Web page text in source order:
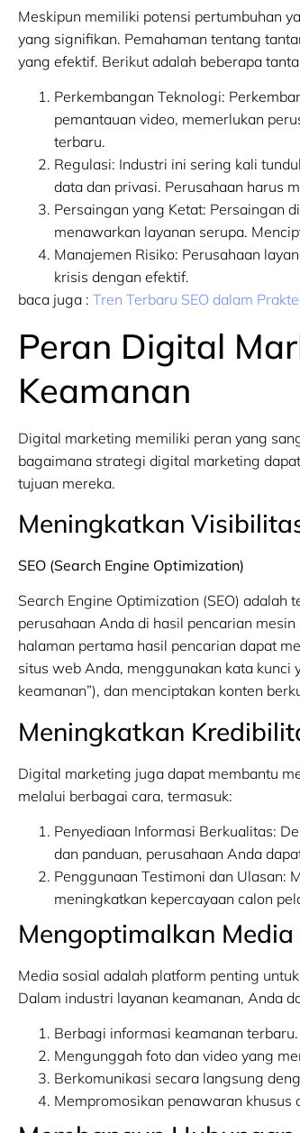
Meskipun memiliki potensi pertumbuhan
yang signifikan. Pemahaman tentang
yang efektif. Berikut adalah beberapa
Perkembangan Teknologi:
pemantauan video, memerlukan
terbaru.
Regulasi: Industri ini sering kali
data dan privasi. Perusahaan harus
Persaingan yang Ketat: Persaingan
menawarkan layanan serupa.
Manajemen Risiko: Perusahaan
krisis dengan efektif.
baca juga : Tren Terbaru SEO dalam
Peran Digital
Keamanan
Digital marketing memiliki peran yang
bagaimana strategi digital marketing
tujuan mereka.
Meningkatkan
SEO (Search Engine Optimization)
Search Engine Optimization (SEO)
perusahaan Anda di hasil pencarian
halaman pertama hasil pencarian dapat
situs web Anda, menggunakan kata kunci
keamanan”), dan menciptakan konten
Meningkatkan
Digital marketing juga dapat membantu
melalui berbagai cara, termasuk:
Penyediaan Informasi Berkualitas:
dan panduan, perusahaan Anda
Penggunaan Testimoni dan Ulasan:
meningkatkan kepercayaan calon
Mengoptimalkan Media
Media sosial adalah platform penting
Dalam industri layanan keamanan, Anda
Berbagi informasi keamanan terbaru.
Mengunggah foto dan video yang
Berkomunikasi secara langsung
Mempromosikan penawaran khusus